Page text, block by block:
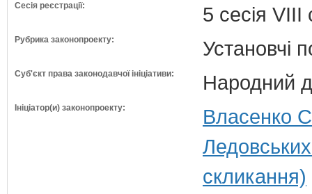
Сесія реєстрації: 5 сесія VIII
Рубрика законопроекту: Установчі
Суб'єкт права законодавчої ініціативи: Народний
Ініціатор(и) законопроекту:
Власенко
скликання)